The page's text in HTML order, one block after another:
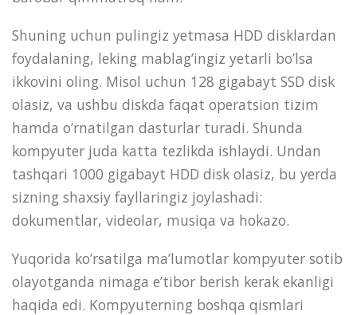
Shuning uchun pulingiz yetmasa HDD disklardan
foydalaning, leking mablag’ingiz yetarli bo’lsa
ikkovini oling. Misol uchun 128 gigabayt SSD disk
olasiz, va ushbu diskda faqat operatsion tizim
hamda o’rnatilgan dasturlar turadi. Shunda
kompyuter juda katta tezlikda ishlaydi. Undan
tashqari 1000 gigabayt HDD disk olasiz, bu yerda
sizning shaxsiy fayllaringiz joylashadi:
dokumentlar, videolar, musiqa va hokazo.
Yuqorida ko’rsatilga ma’lumotlar kompyuter sotib
olayotganda nimaga e’tibor berish kerak ekanligi
haqida edi. Kompyuterning boshqa qismlari